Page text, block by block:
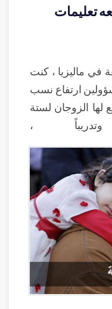
تعليمات
في ماليزيا ، كنت
ارتفاع نسب
الزوجان لستة
،